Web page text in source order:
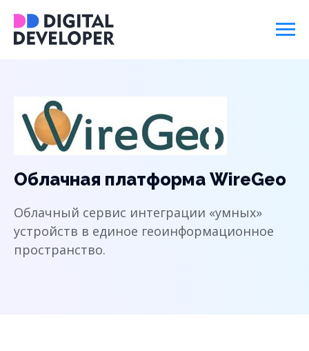
Облачная платформа WireGeo
Облачный сервис интеграции «умных»
устройств в единое геоинформационное
пространство.